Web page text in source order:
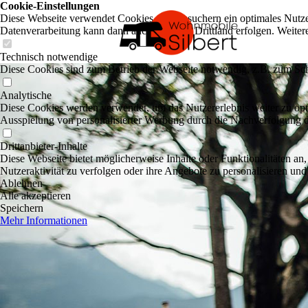
Cookie-Einstellungen
Diese Webseite verwendet Cookies, um Besuchern ein optimales
Datenverarbeitung kann dann auch in einem Drittland erfolgen.
Technisch notwendige
Diese Cookies sind zum Betrieb der Webseite notwendig, z.B. zum
Analytische
Diese Cookies werden verwendet, um das Nutzererlebnis weiter zu
Ausspielung von personalisierter Werbung durch die Nachverfolgung
Drittanbieter-Inhalte
Diese Webseite bietet möglicherweise Inhalte oder Funktionalitäten
Nutzeraktivität zu verfolgen oder ihre Angebote zu personalisieren
Ablehnen
Alle akzeptieren
Speichern
Mehr Informationen